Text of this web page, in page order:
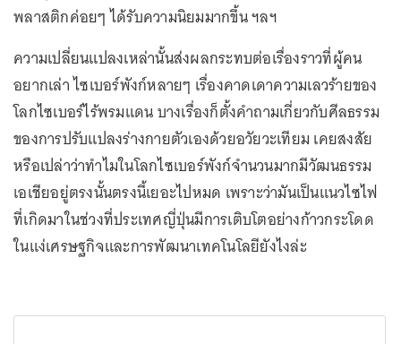
พลาสติกค่อยๆ ได้รับความนิยมมากขึ้น ฯลฯ
ความเปลี่ยนแปลงเหล่านั้นส่งผลกระทบต่อเรื่องราวที่ผู้คน
อยากเล่า ไซเบอร์พังก์หลายๆ เรื่องคาดเดาความเลวร้ายของ
โลกไซเบอร์ไร้พรมแดน บางเรื่องก็ตั้งคำถามเกี่ยวกับศีลธรรม
ของการปรับแปลงร่างกายตัวเองด้วยอวัยวะเทียม เคยสงสัย
หรือเปล่าว่าทำไมในโลกไซเบอร์พังก์จำนวนมากมีวัฒนธรรม
เอเชียอยู่ตรงนั้นตรงนี้เยอะไปหมด เพราะว่ามันเป็นแนวไซไฟ
ที่เกิดมาในช่วงที่ประเทศญี่ปุ่นมีการเติบโตอย่างก้าวกระโดด
ในแง่เศรษฐกิจและการพัฒนาเทคโนโลยียังไงล่ะ